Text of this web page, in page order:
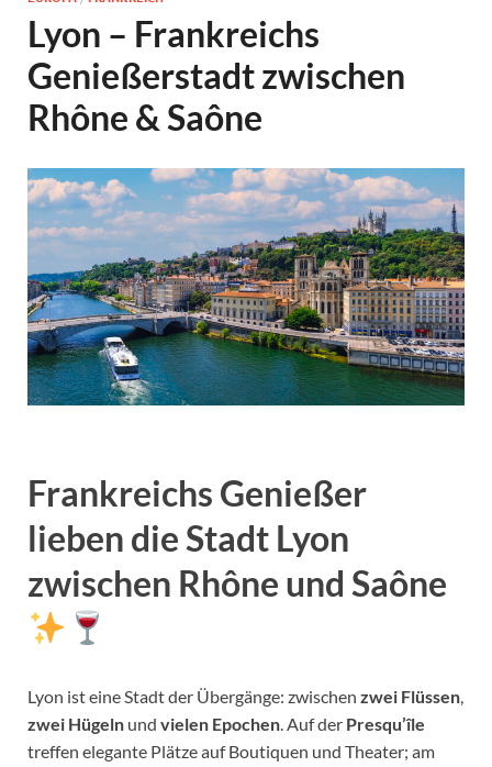
Lyon – Frankreichs
Genießerstadt zwischen
Rhône & Saône
Frankreichs Genießer
lieben die Stadt Lyon
zwischen Rhône und Saône
Lyon ist eine Stadt der Übergänge: zwischen zwei Flüssen,
zwei Hügeln und vielen Epochen. Auf der Presqu’île
treffen elegante Plätze auf Boutiquen und Theater; am